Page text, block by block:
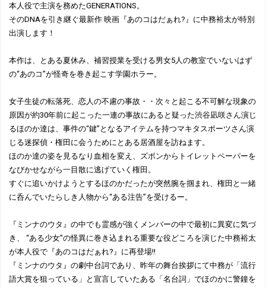
本人役で主演を務めたGENERATIONS。
そのDNAを引き継ぐ最新作 映画『あのコはだぁれ?』に中務裕太が特別
出演します！
本作は、とある夏休み、補習授業を受ける男女5人の教室でいないはず
の“あのコ”が怪奇を巻き起こす学園ホラー。
女子生徒の転落死、恋人の不慮の事故・・次々と起こる不可解な現象の
原因が約30年前に起こった一連の事故にあると疑った渋谷凪咲さん演じ
るほのか達は、事件の“鍵”となるアイテムを持つマキタスポーツさん演
じる迷探偵・権田に会うためにとある居酒屋を訪ねます。
ほのか達の姿を見るなり血相を変え、ズボンからトイレットペーパーを
なびかせながら一目散に逃げていく権田。
すぐに追いかけようとするほのかだったが突然腕を掴まれ、権田と一緒
に呑んでいたらしき人物から“ある注告”を受けるー。
『ミンナのウタ』の中でも霊感が強くメンバーの中で最初に異変に気づ
き、 “ある少女”の怪異に巻き込まれる重要な役どころを演じた中務裕太
が本人役で『あのコはだぁれ?』に再登場!!
『ミンナのウタ』の劇中台詞であり、昨年の舞台挨拶にて中務が「流行
語大賞を狙っている」と宣言していたある「名台詞」でほのかに警鐘を